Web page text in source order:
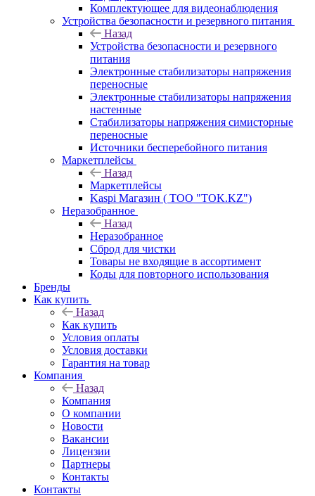
Комплектующее для видеонаблюдения
Устройства безопасности и резервного питания
Назад
Устройства безопасности и резервного
питания
Электронные стабилизаторы напряжения
переносные
Электронные стабилизаторы напряжения
настенные
Стабилизаторы напряжения симисторные
переносные
Источники бесперебойного питания
Маркетплейсы
Назад
Маркетплейсы
Kaspi Магазин ( ТОО "TOK.KZ")
Неразобранное
Назад
Неразобранное
Сброд для чистки
Товары не входящие в ассортимент
Коды для повторного использования
Бренды
Как купить
Назад
Как купить
Условия оплаты
Условия доставки
Гарантия на товар
Компания
Назад
Компания
О компании
Новости
Вакансии
Лицензии
Партнеры
Контакты
Контакты